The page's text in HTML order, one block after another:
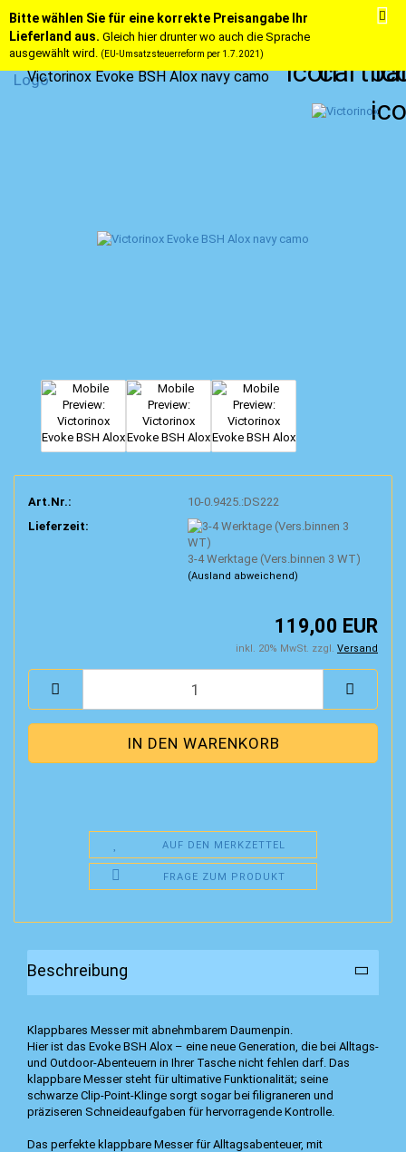
Bitte wählen Sie für eine korrekte Preisangabe Ihr
Lieferland aus. Gleich hier drunter wo auch die Sprache
ausgewählt wird. (EU-Umsatzsteuerreform per 1.7.2021)
Victorinox Evoke BSH Alox navy camo
Art.Nr.:
10-0.9425.:DS222
Lieferzeit:
3-4 Werktage (Vers.binnen 3 WT)
(Ausland abweichend)
119,00 EUR
inkl. 20% MwSt. zzgl. Versand
AUF DEN MERKZETTEL
FRAGE ZUM PRODUKT
Beschreibung
Klappbares Messer mit abnehmbarem Daumenpin.
Hier ist das Evoke BSH Alox – eine neue Generation, die bei Alltags-
und Outdoor-Abenteuern in Ihrer Tasche nicht fehlen darf. Das
klappbare Messer steht für ultimative Funktionalität; seine
schwarze Clip-Point-Klinge sorgt sogar bei filigraneren und
präziseren Schneideaufgaben für hervorragende Kontrolle.
Das perfekte klappbare Messer für Alltagsabenteuer, mit